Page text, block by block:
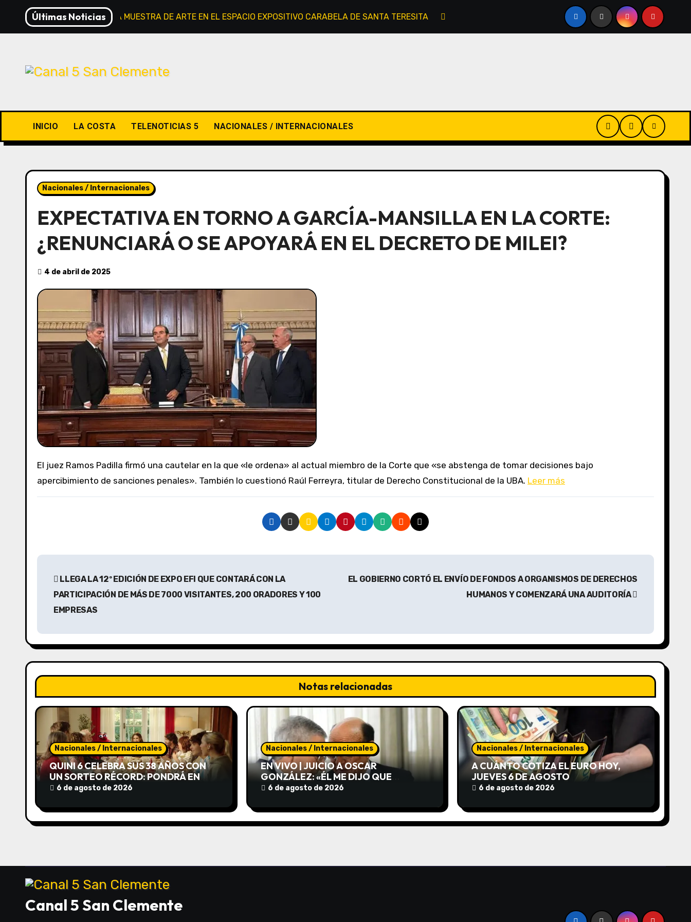
contenido
Últimas Noticias
INAUGURAN NUEVA MUESTRA DE ARTE EN EL ESPACIO EXPOSITIVO CARABELA DE SANTA TERESITA EN VIVO | JUICIO A OSCAR GONZÁLEZ: «ÉL ME DIJO QUE
INICIO LA COSTA TELENOTICIAS 5 NACIONALES / INTERNACIONALES
Nacionales / Internacionales
EXPECTATIVA EN TORNO A GARCÍA-MANSILLA EN LA CORTE:
¿RENUNCIARÁ O SE APOYARÁ EN EL DECRETO DE MILEI?
4 de abril de 2025
El juez Ramos Padilla firmó una cautelar en la que «le ordena» al actual miembro de la Corte que «se abstenga de tomar decisiones bajo
apercibimiento de sanciones penales». También lo cuestionó Raúl Ferreyra, titular de Derecho Constitucional de la UBA. Leer más
N
e
g
a
c
i
n
d
e
r
a
LLEGA LA 12º EDICIÓN DE EXPO EFI QUE CONTARÁ CON LA
PARTICIPACIÓN DE MÁS DE 7000 VISITANTES, 200 ORADORES Y 100
EMPRESAS
EL GOBIERNO CORTÓ EL ENVÍO DE FONDOS A ORGANISMOS DE DERECHOS
HUMANOS Y COMENZARÁ UNA AUDITORÍA
Notas relacionadas
Nacionales / Internacionales
QUINI 6 CELEBRA SUS 38 AÑOS CON
UN SORTEO RÉCORD: PONDRÁ EN
JUEGO UN POZO ESTIMADO DE
SALE DE USD 3 MILLONES
6 de agosto de 2026
Nacionales / Internacionales
EN VIVO | JUICIO A OSCAR
GONZÁLEZ: «ÉL ME DIJO QUE
ATENDIERAN A LAS PERSONAS DEL
6 de agosto de 2026
Nacionales / Internacionales
A CUÁNTO COTIZA EL EURO HOY,
JUEVES 6 DE AGOSTO
6 de agosto de 2026
Canal 5 San Clemente